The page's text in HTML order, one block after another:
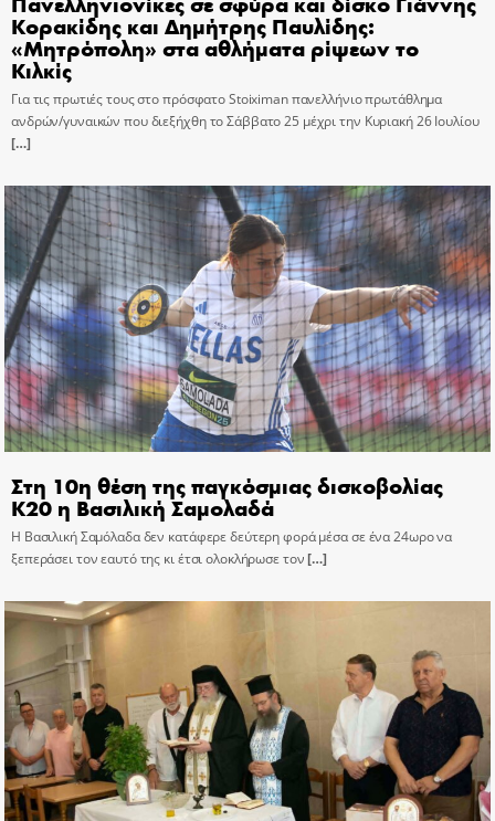
Κορακίδης και Δημήτρης Παυλίδης:
«Μητρόπολη» στα αθλήματα ρίψεων το
Κιλκίς
Για τις πρωτιές τους στο πρόσφατο Stoiximan πανελλήνιο πρωτάθλημα
ανδρών/γυναικών που διεξήχθη το Σάββατο 25 μέχρι την Κυριακή 26 Ιουλίου
[…]
Στη 10η θέση της παγκόσμιας δισκοβολίας
Κ20 η Βασιλική Σαμολαδά
Η Βασιλική Σαμόλαδα δεν κατάφερε δεύτερη φορά μέσα σε ένα 24ωρο να
ξεπεράσει τον εαυτό της κι έτσι ολοκλήρωσε τον[…]